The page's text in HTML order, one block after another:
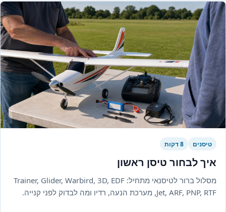
טיסנים 8 דקות
איך לבחור טיסן ראשון
מסלול ברור לטיסנאי מתחיל: Trainer, Glider, Warbird, 3D, EDF
Jet, ARF, PNP, RTF, מערכת הנעה, רדיו ומה לבדוק לפני קנייה.